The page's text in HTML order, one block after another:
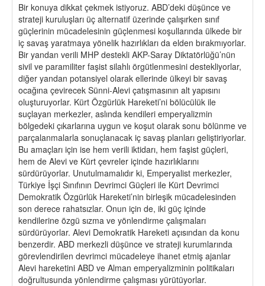
Bir konuya dikkat çekmek istiyoruz. ABD’deki düşünce ve
strateji kuruluşları üç alternatif üzerinde çalışırken sınıf
güçlerinin mücadelesinin güçlenmesi koşullarında ülkede bir
iç savaş yaratmaya yönelik hazırlıkları da elden bırakmıyorlar.
Bir yandan verili MHP destekli AKP-Saray Diktatörlüğü’nün
sivil ve paramiliter faşist silahlı örgütlenmesini destekliyorlar,
diğer yandan potansiyel olarak ellerinde ülkeyi bir savaş
ocağına çevirecek Sünni-Alevi çatışmasının alt yapısını
oluşturuyorlar. Kürt Özgürlük Hareketi’ni bölücülük ile
suçlayan merkezler, aslında kendileri emperyalizmin
bölgedeki çıkarlarına uygun ve koşut olarak sonu bölünme ve
parçalanmalarla sonuçlanacak iç savaş planları geliştiriyorlar.
Bu amaçları için ise hem verili iktidarı, hem faşist güçleri,
hem de Alevi ve Kürt çevreler içinde hazırlıklarını
sürdürüyorlar. Unutulmamalıdır ki, Emperyalist merkezler,
Türkiye İşçi Sınıfının Devrimci Güçleri ile Kürt Devrimci
Demokratik Özgürlük Hareketi’nin birleşik mücadelesinden
son derece rahatsızlar. Onun için de, iki güç içinde
kendilerine özgü sızma ve yönlendirme çalışmaları
sürdürüyorlar. Alevi Demokratik Hareketi açısından da konu
benzerdir. ABD merkezli düşünce ve strateji kurumlarında
görevlendirilen devrimci mücadeleye ihanet etmiş ajanlar
Alevi hareketini ABD ve Alman emperyalizminin politikaları
doğrultusunda yönlendirme çalışması yürütüyorlar.